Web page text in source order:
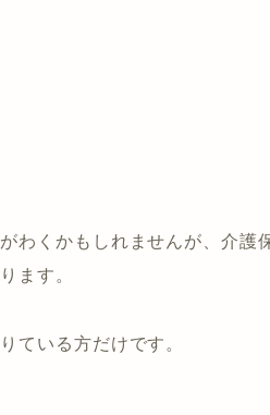
わくかもしれませんが、介護
ます。
ている方だけです。